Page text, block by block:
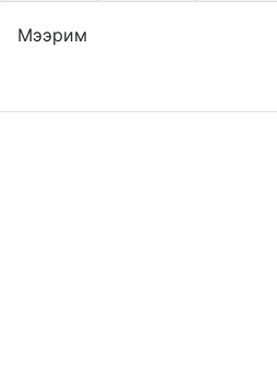
Мээрим